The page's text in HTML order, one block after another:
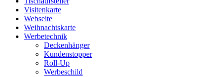
Visitenkarte
Webseite
Weihnachtskarte
Werbetechnik
Deckenhänger
Kundenstopper
Roll-Up
Werbeschild